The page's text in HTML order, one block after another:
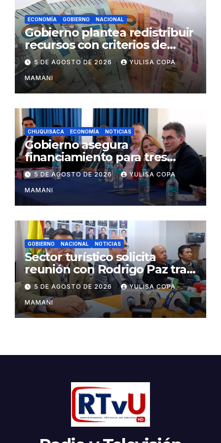
ECONOMÍA GOBIERNO NACIONAL
Gobierno plantea redistribuir
recursos con criterios de
eficiencia y esfuerzo fiscal
5 DE AGOSTO DE 2026 YULISA COPA
MAMANI
CHUQUISACA ECONOMÍA NOTICIAS
Gobierno asegura
financiamiento para tres
proyectos estratégicos de
Chuquisaca
5 DE AGOSTO DE 2026 YULISA COPA
MAMANI
GOBIERNO NACIONAL NOTICIAS
Sector turístico solicita
reunión con Rodrigo Paz tras
cambios en la administración
del turismo
5 DE AGOSTO DE 2026 YULISA COPA
MAMANI